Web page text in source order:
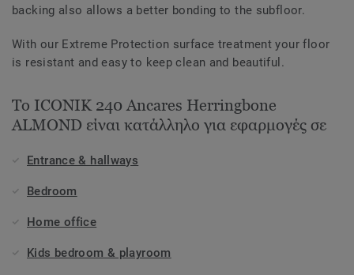
backing also allows a better bonding to the subfloor.
With our Extreme Protection surface treatment your floor
is resistant and easy to keep clean and beautiful.
Το ICONIK 240 Ancares Herringbone
ALMOND είναι κατάλληλο για εφαρμογές σε
Entrance & hallways
Bedroom
Home office
Kids bedroom & playroom